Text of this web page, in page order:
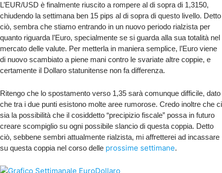
L’EUR/USD è finalmente riuscito a rompere al di sopra di 1,3150,
chiudendo la settimana ben 15 pips al di sopra di questo livello. Detto
ciò, sembra che stiamo entrando in un nuovo periodo rialzista per
quanto riguarda l’Euro, specialmente se si guarda alla sua totalità nel
mercato delle valute. Per metterla in maniera semplice, l’Euro viene
di nuovo scambiato a piene mani contro le svariate altre coppie, e
certamente il Dollaro statunitense non fa differenza.
Ritengo che lo spostamento verso 1,35 sarà comunque difficile, dato
che tra i due punti esistono molte aree rumorose. Credo inoltre che ci
sia la possibilità che il cosiddetto “precipizio fiscale” possa in futuro
creare scompiglio su ogni possibile slancio di questa coppia. Detto
ciò, sebbene sembri attualmente rialzista, mi affretterei ad incassare
su questa coppia nel corso delle prossime settimane.